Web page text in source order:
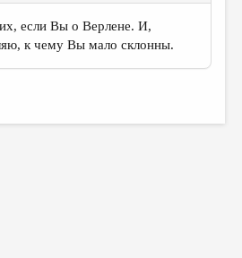
если Вы о Верлене. И,
к чему Вы мало склонны.